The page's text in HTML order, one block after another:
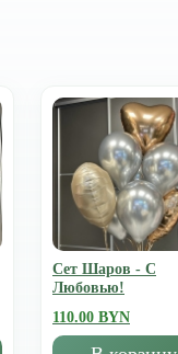
Сет Шаров - С
Любовью!
110.00 BYN